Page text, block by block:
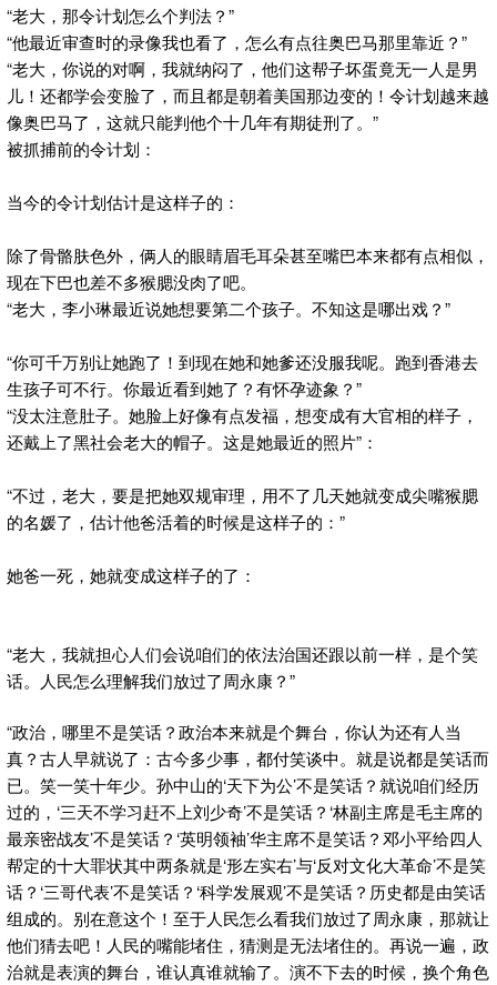
“老大，那令计划怎么个判法？”
“他最近审查时的录像我也看了，怎么有点往奥巴马那里靠近？”
“老大，你说的对啊，我就纳闷了，他们这帮子坏蛋竟无一人是男
儿！还都学会变脸了，而且都是朝着美国那边变的！令计划越来越
像奥巴马了，这就只能判他个十几年有期徒刑了。”
被抓捕前的令计划：
当今的令计划估计是这样子的：
除了骨骼肤色外，俩人的眼睛眉毛耳朵甚至嘴巴本来都有点相似，
现在下巴也差不多猴腮没肉了吧。
“老大，李小琳最近说她想要第二个孩子。不知这是哪出戏？”
“你可千万别让她跑了！到现在她和她爹还没服我呢。跑到香港去
生孩子可不行。你最近看到她了？有怀孕迹象？”
“没太注意肚子。她脸上好像有点发福，想变成有大官相的样子，
还戴上了黑社会老大的帽子。这是她最近的照片”：
“不过，老大，要是把她双规审理，用不了几天她就变成尖嘴猴腮
的名媛了，估计他爸活着的时候是这样子的：”
她爸一死，她就变成这样子的了：
“老大，我就担心人们会说咱们的依法治国还跟以前一样，是个笑
话。人民怎么理解我们放过了周永康？”
“政治，哪里不是笑话？政治本来就是个舞台，你认为还有人当
真？古人早就说了：古今多少事，都付笑谈中。就是说都是笑话而
已。笑一笑十年少。孙中山的‘天下为公’不是笑话？就说咱们经历
过的，‘三天不学习赶不上刘少奇’不是笑话？‘林副主席是毛主席的
最亲密战友’不是笑话？‘英明领袖’华主席不是笑话？邓小平给四人
帮定的十大罪状其中两条就是‘形左实右’与‘反对文化大革命’不是笑
话？‘三哥代表’不是笑话？‘科学发展观’不是笑话？历史都是由笑话
组成的。别在意这个！至于人民怎么看我们放过了周永康，那就让
他们猜去吧！人民的嘴能堵住，猜测是无法堵住的。再说一遍，政
治就是表演的舞台，谁认真谁就输了。演不下去的时候，换个角色